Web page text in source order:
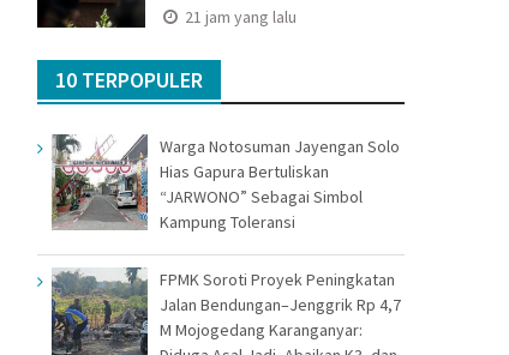
21 jam yang lalu
10 TERPOPULER
Warga Notosuman Jayengan Solo
Hias Gapura Bertuliskan
“JARWONO” Sebagai Simbol
Kampung Toleransi
FPMK Soroti Proyek Peningkatan
Jalan Bendungan–Jenggrik Rp 4,7
M Mojogedang Karanganyar: